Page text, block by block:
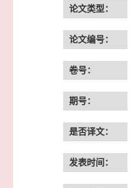
论文类型：
论文编号：
卷号：
期号：
是否译文：
发表时间：